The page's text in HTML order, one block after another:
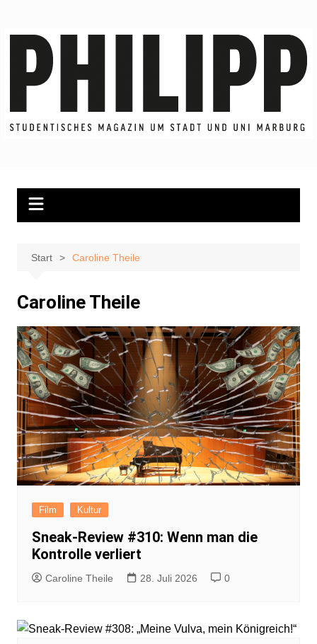
Start Caroline Theile
Caroline Theile
Film Kultur
Sneak-Review #310: Wenn man die
Kontrolle verliert
Caroline Theile 28. Juli 2026 0